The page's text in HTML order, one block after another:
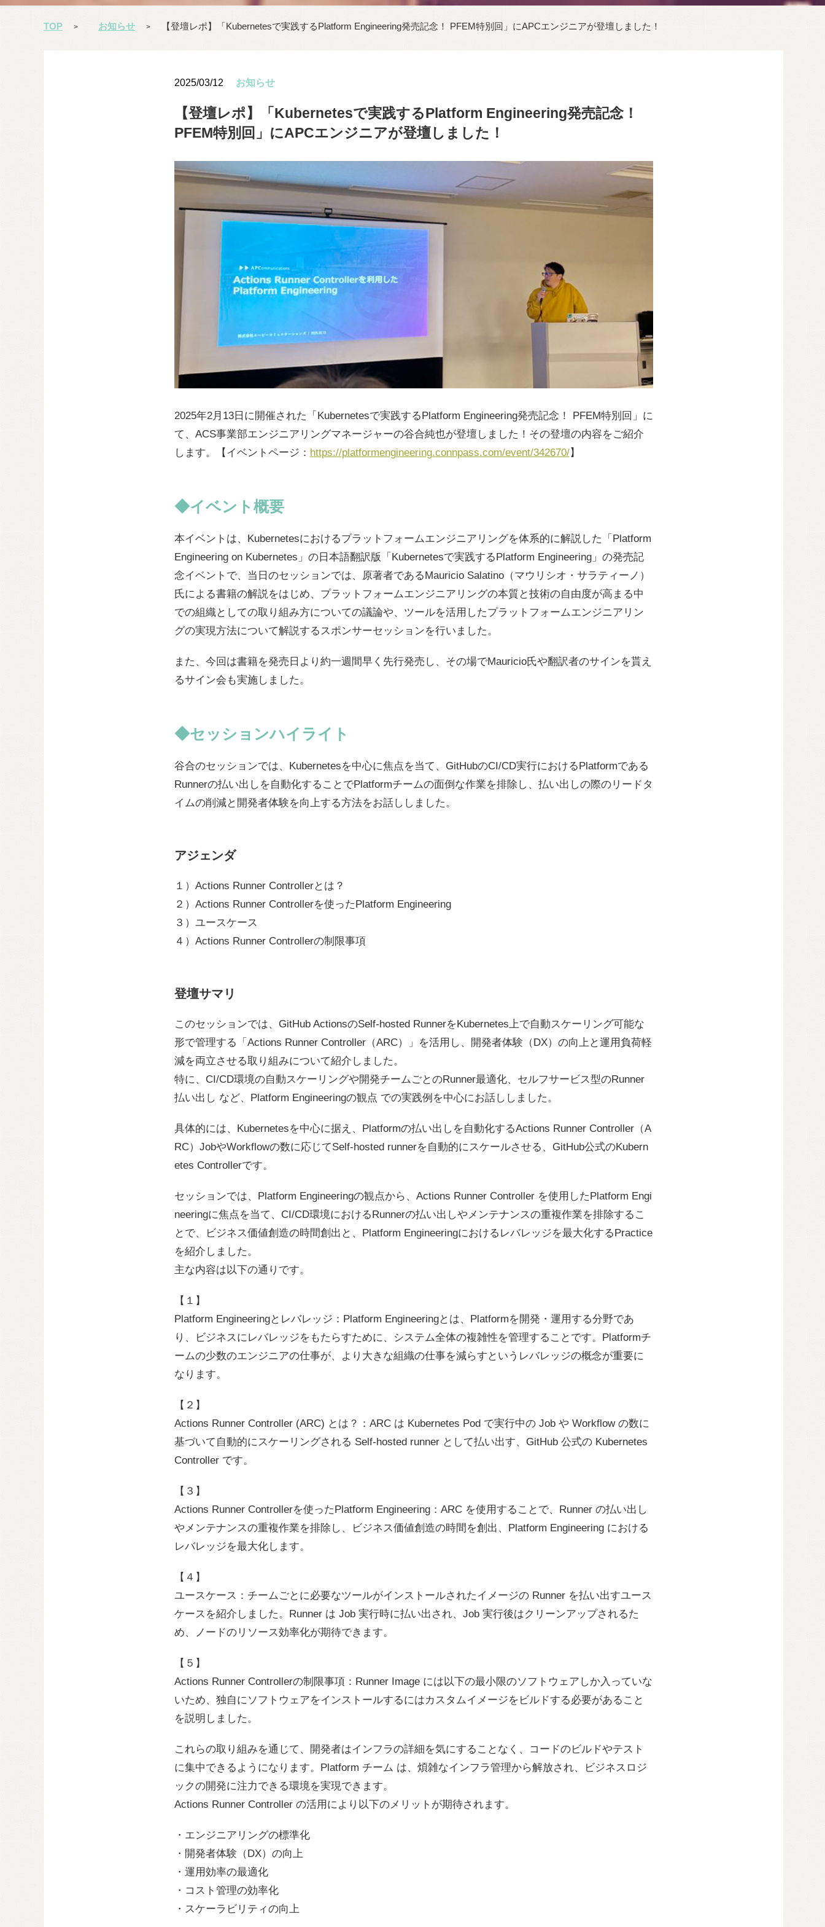
TOP > お知らせ > 【登壇レポ】「Kubernetesで実践するPlatform Engineering発売記念！ PFEM特別回」にAPCエンジニアが登壇しました！
2025/03/12 お知らせ
【登壇レポ】「Kubernetesで実践するPlatform Engineering発売記念！
PFEM特別回」にAPCエンジニアが登壇しました！
2025年2月13日に開催された「Kubernetesで実践するPlatform Engineering発売記念！ PFEM特別回」に
て、ACS事業部エンジニアリングマネージャーの谷合純也が登壇しました！その登壇の内容をご紹介
します。【イベントページ： https://platformengineering.connpass.com/event/342670/】
◆イベント概要
本イベントは、Kubernetesにおけるプラットフォームエンジニアリングを体系的に解説した「Platform
Engineering on Kubernetes」の日本語翻訳版「Kubernetesで実践するPlatform Engineering」の発売記
念イベントで、当日のセッションでは、原著者であるMauricio Salatino（マウリシオ・サラティーノ）
氏による書籍の解説をはじめ、プラットフォームエンジニアリングの本質と技術の自由度が高まる中
での組織としての取り組み方についての議論や、ツールを活用したプラットフォームエンジニアリン
グの実現方法について解説するスポンサーセッションを行いました。
また、今回は書籍を発売日より約一週間早く先行発売し、その場でMauricio氏や翻訳者のサインを貰え
るサイン会も実施しました。
◆セッションハイライト
谷合のセッションでは、Kubernetesを中心に焦点を当て、GitHubのCI/CD実行におけるPlatformである
Runnerの払い出しを自動化することでPlatformチームの面倒な作業を排除し、払い出しの際のリードタ
イムの削減と開発者体験を向上する方法をお話ししました。
アジェンダ
１）Actions Runner Controllerとは？
２）Actions Runner Controllerを使ったPlatform Engineering
３）ユースケース
４）Actions Runner Controllerの制限事項
登壇サマリ
このセッションでは、GitHub ActionsのSelf-hosted RunnerをKubernetes上で自動スケーリング可能な
形で管理する「Actions Runner Controller（ARC）」を活用し、開発者体験（DX）の向上と運用負荷軽
減を両立させる取り組みについて紹介しました。
特に、CI/CD環境の自動スケーリングや開発チームごとのRunner最適化、セルフサービス型のRunner
払い出し など、Platform Engineeringの観点 での実践例を中心にお話ししました。
具体的には、Kubernetesを中心に据え、Platformの払い出しを自動化するActions Runner Controller（A
RC）JobやWorkflowの数に応じてSelf-hosted runnerを自動的にスケールさせる、GitHub公式のKubern
etes Controllerです。
セッションでは、Platform Engineeringの観点から、Actions Runner Controller を使用したPlatform Engi
neeringに焦点を当て、CI/CD環境におけるRunnerの払い出しやメンテナンスの重複作業を排除するこ
とで、ビジネス価値創造の時間創出と、Platform Engineeringにおけるレバレッジを最大化するPractice
を紹介しました。
主な内容は以下の通りです。
【１】
Platform Engineeringとレバレッジ：Platform Engineeringとは、Platformを開発・運用する分野であ
り、ビジネスにレバレッジをもたらすために、システム全体の複雑性を管理することです。Platformチ
ームの少数のエンジニアの仕事が、より大きな組織の仕事を減らすというレバレッジの概念が重要に
なります。
【２】
Actions Runner Controller (ARC) とは？：ARC は Kubernetes Pod で実行中の Job や Workflow の数に
基づいて自動的にスケーリングされる Self-hosted runner として払い出す、GitHub 公式の Kubernetes
Controller です。
【３】
Actions Runner Controllerを使ったPlatform Engineering：ARC を使用することで、Runner の払い出し
やメンテナンスの重複作業を排除し、ビジネス価値創造の時間を創出、Platform Engineering における
レバレッジを最大化します。
【４】
ユースケース：チームごとに必要なツールがインストールされたイメージの Runner を払い出すユース
ケースを紹介しました。Runner は Job 実行時に払い出され、Job 実行後はクリーンアップされるた
め、ノードのリソース効率化が期待できます。
【５】
Actions Runner Controllerの制限事項：Runner Image には以下の最小限のソフトウェアしか入っていな
いため、独自にソフトウェアをインストールするにはカスタムイメージをビルドする必要があること
を説明しました。
これらの取り組みを通じて、開発者はインフラの詳細を気にすることなく、コードのビルドやテスト
に集中できるようになります。Platform チーム は、煩雑なインフラ管理から解放され、ビジネスロジ
ックの開発に注力できる環境を実現できます。
Actions Runner Controller の活用により以下のメリットが期待されます。
・エンジニアリングの標準化
・開発者体験（DX）の向上
・運用効率の最適化
・コスト管理の効率化
・スケーラビリティの向上